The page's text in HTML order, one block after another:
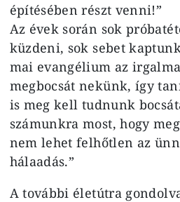
építésében részt venni!”
Az évek során sok
küzdeni, sok sebet
mai evangélium az
megbocsát nekünk, így
is meg kell tudnunk
számunkra most, hogy
nem lehet felhőtlen az
hálaadás.”
A további életútra